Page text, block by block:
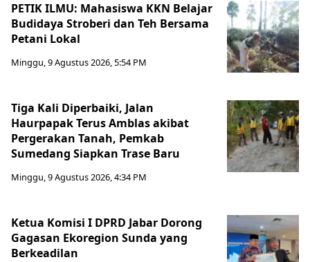
PETIK ILMU: Mahasiswa KKN Belajar
Budidaya Stroberi dan Teh Bersama
Petani Lokal
Minggu, 9 Agustus 2026, 5:54 PM
Tiga Kali Diperbaiki, Jalan
Haurpapak Terus Amblas akibat
Pergerakan Tanah, Pemkab
Sumedang Siapkan Trase Baru
Minggu, 9 Agustus 2026, 4:34 PM
Ketua Komisi I DPRD Jabar Dorong
Gagasan Ekoregion Sunda yang
Berkeadilan